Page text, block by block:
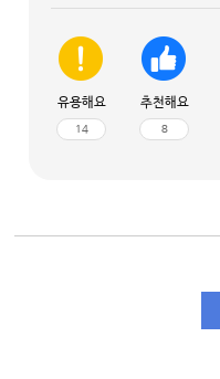
유용해요
14
추천해요
8